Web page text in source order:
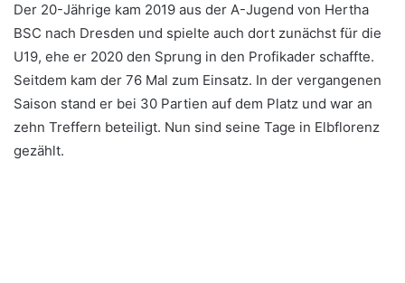
Der 20-Jährige kam 2019 aus der A-Jugend von Hertha
BSC nach Dresden und spielte auch dort zunächst für die
U19, ehe er 2020 den Sprung in den Profikader schaffte.
Seitdem kam der 76 Mal zum Einsatz. In der vergangenen
Saison stand er bei 30 Partien auf dem Platz und war an
zehn Treffern beteiligt. Nun sind seine Tage in Elbflorenz
gezählt.